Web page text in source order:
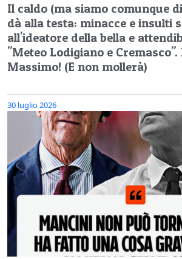
Il caldo (ma siamo comunque
dà alla testa: minacce e insulti
all'ideatore della bella e
"Meteo Lodigiano e
Massimo! (E non mollerà)
30 luglio 2026